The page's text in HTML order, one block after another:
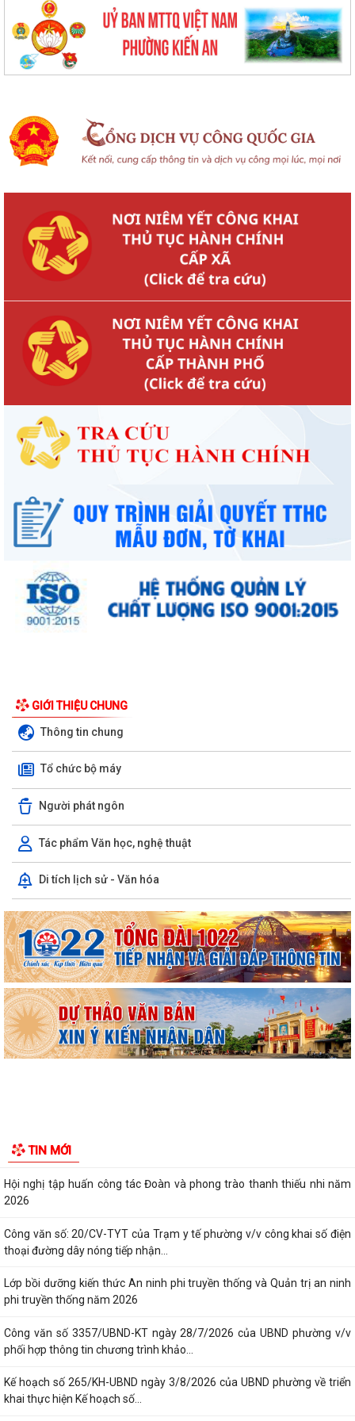
GIỚI THIỆU CHUNG
Thông tin chung
Tổ chức bộ máy
Người phát ngôn
Tác phẩm Văn học, nghệ thuật
Di tích lịch sử - Văn hóa
TIN MỚI
UBND phường triển khai công tác khám sức khoẻ định kỳ, khám sàng
lọc miễn phí cho người dân trên...
Ban đại diện Hội đồng quản trị Ngân hàng Chính sách xã hội phường
Kiến An tổ chức phiên họp giao...
TỪ NGÀY 08/8/2026: NHIỀU THỦ TỤC HÀNH CHÍNH TRỰC TUYẾN TẠI
giữa năm 2026 HĐND thành phố...
Hội nghị tập huấn công tác Đoàn và phong trào thanh thiếu nhi năm
2026
Công văn số: 20/CV-TYT của Trạm y tế phường v/v công khai số điện
thoại đường dây nóng tiếp nhận...
Lớp bồi dưỡng kiến thức An ninh phi truyền thống và Quản trị an ninh
phi truyền thống năm 2026
Công văn số 3357/UBND-KT ngày 28/7/2026 của UBND phường v/v
phối hợp thông tin chương trình khảo...
Kế hoạch số 265/KH-UBND ngày 3/8/2026 của UBND phường về triển
khai thực hiện Kế hoạch số...